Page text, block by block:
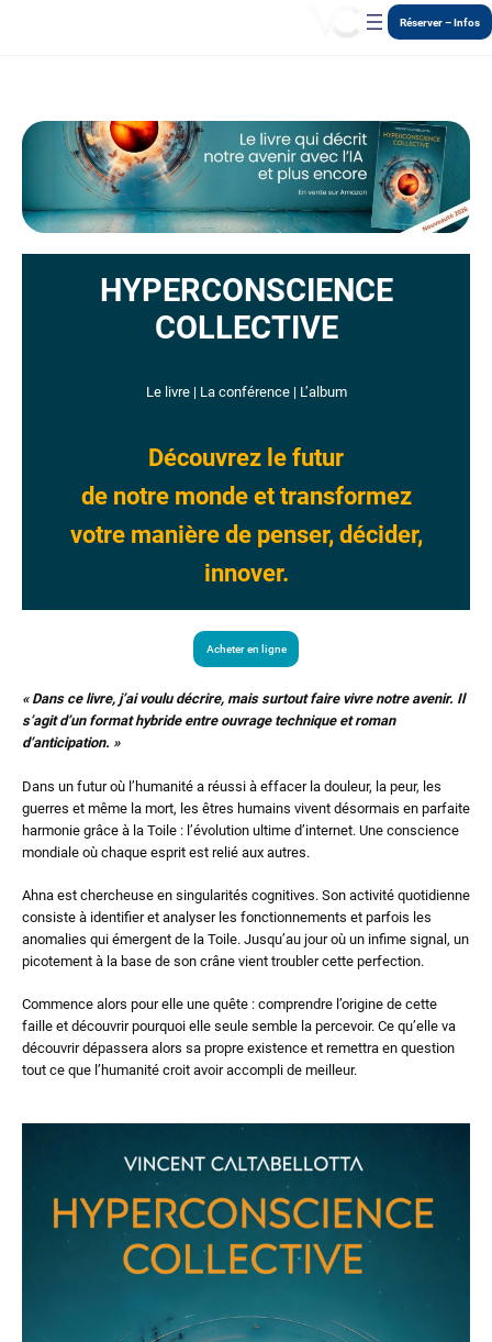
Réserver – Infos
HYPERCONSCIENCE
COLLECTIVE
Le livre | La conférence | L’album
Découvrez le futur
de notre monde et transformez
votre manière de penser, décider,
innover.
Acheter en ligne
« Dans ce livre, j’ai voulu décrire, mais surtout faire vivre notre avenir. Il
s’agit d’un format hybride entre ouvrage technique et roman
d’anticipation. »
Dans un futur où l’humanité a réussi à effacer la douleur, la peur, les
guerres et même la mort, les êtres humains vivent désormais en parfaite
harmonie grâce à la Toile : l’évolution ultime d’internet. Une conscience
mondiale où chaque esprit est relié aux autres.
Ahna est chercheuse en singularités cognitives. Son activité quotidienne
consiste à identifier et analyser les fonctionnements et parfois les
anomalies qui émergent de la Toile. Jusqu’au jour où un infime signal, un
picotement à la base de son crâne vient troubler cette perfection.
Commence alors pour elle une quête : comprendre l’origine de cette
faille et découvrir pourquoi elle seule semble la percevoir. Ce qu’elle va
découvrir dépassera alors sa propre existence et remettra en question
tout ce que l’humanité croit avoir accompli de meilleur.